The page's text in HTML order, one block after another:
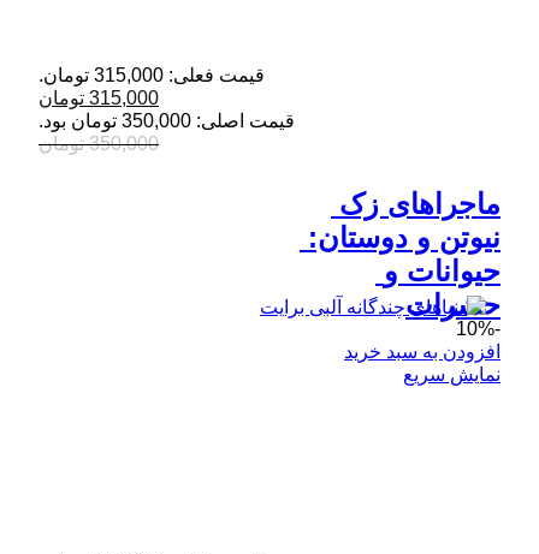
350,000 تومان
قیمت اصلی: 350,000 تومان بود.
315,000 تومان
قیمت فعلی: 315,000 تومان.
حشرات
-10%
افزودن به سبد خرید
نمایش سریع